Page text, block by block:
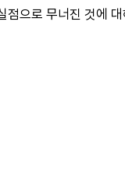
점으로 무너진 것에